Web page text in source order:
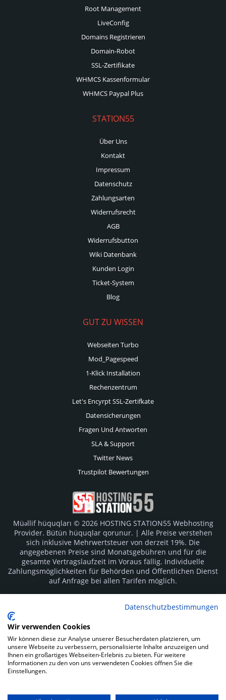
Root Management
LiveConfig
Domains Registrieren
Domain-Robot
SSL-Zertifikate
WHMCS Kassenformular
WHMCS Paypal Plus
STATION55
Über Uns
Kontakt
Impressum
Datenschutz
Zahlungsarten
Widerrufsrecht
AGB
Widerrufsbutton
Wiki Datenbank
Kunden Login
Ticket-System
Blog
GUT ZU WISSEN
Webseiten Turbo
Mod_Pagespeed
1-Klick Installation
Rechenzentrum
Let's Encyrpt SSL-Zertifkate
Datensicherungen
Fragen Und Antworten
SLA & Support
Twitter News
Trustpilot Bewertungen
Müəllif hüquqları © 2026 HOSTING STATION55 Webhosting
Provider. Bütün hüquqlar qorunur. | Alle Preise verstehen
sich inklusive Mehrwertsteuer von derzeit 19%. Die
angegebenen Preise sind Monatsgebühren und für die
gesamte Vertragslaufzeit im Voraus fällig. Individuelle
Zahlungsmöglichkeiten für Behörden und Öffentlichen Dienst
auf Anfrage bei allen Tarifen möglich.
Hersteller. Irrtümer vorbehalten.
SOCIAL MEDIA
Datenschutzbestimmungen
Wir verwenden Cookies
Wir können diese zur Analyse unserer Besucherdaten platzieren, um
unsere Webseite zu verbessern, personalisierte Inhalte anzuzeigen und
Ihnen ein großartiges Webseiten-Erlebnis zu bieten. Für weitere
Informationen zu den von uns verwendeten Cookies öffnen Sie die
Einstellungen.